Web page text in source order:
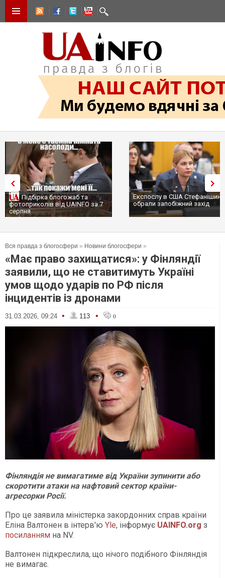
Підбірка блогожаб та
фотоприколів від UAINFO за 7
серпня
Експослу в США
обрали запобіжний захід
Вся правда з блогосфери » Новини блогосфери »
«Має право захищатися»: у Фінляндії
заявили, що не ставитимуть Україні
умов щодо ударів по РФ після
інцидентів із дронами
31.03.2026, 09:24 • 113 • 0
Фінляндія не вимагатиме від України зупинити або
скоротити атаки на нафтовий сектор країни-
агресорки Росії.
Про це заявила міністерка закордонних справ країни
Еліна Валтонен в інтерв'ю Yle, інформує UAINFO.org з
посиланням на NV.
Валтонен підкреслила, що нічого подібного Фінляндія
не вимагає.